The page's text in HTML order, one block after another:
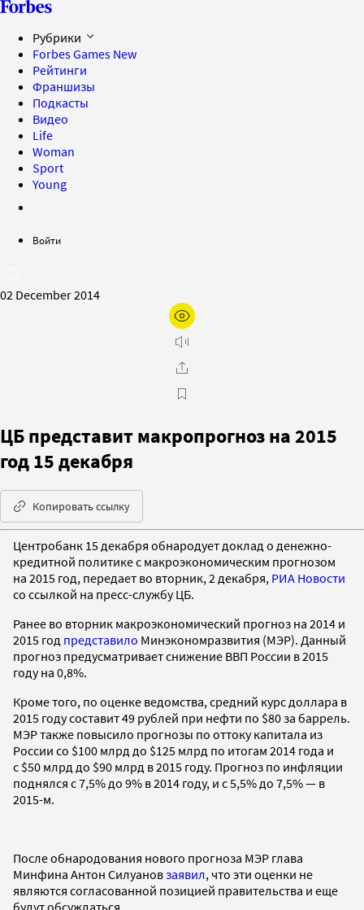
Рубрики
Forbes Games New
Рейтинги
Франшизы
Подкасты
Видео
Life
Woman
Sport
Young
Войти
02 December 2014
ЦБ представит макропрогноз на 2015
год 15 декабря
Копировать ссылку
Центробанк 15 декабря обнародует доклад о денежно-
кредитной политике с макроэкономическим прогнозом
на 2015 год, передает во вторник, 2 декабря, РИА Новости
со ссылкой на пресс-службу ЦБ.
Ранее во вторник макроэкономический прогноз на 2014 и
2015 год представило Минэкономразвития (МЭР). Данный
прогноз предусматривает снижение ВВП России в 2015
году на 0,8%.
Кроме того, по оценке ведомства, средний курс доллара в
2015 году составит 49 рублей при нефти по $80 за баррель.
МЭР также повысило прогнозы по оттоку капитала из
России со $100 млрд до $125 млрд по итогам 2014 года и
с $50 млрд до $90 млрд в 2015 году. Прогноз по инфляции
поднялся с 7,5% до 9% в 2014 году, и с 5,5% до 7,5% — в
2015-м.
После обнародования нового прогноза МЭР глава
Минфина Антон Силуановзаявил, что эти оценки не
являются согласованной позицией правительства и еще
будут обсуждаться.